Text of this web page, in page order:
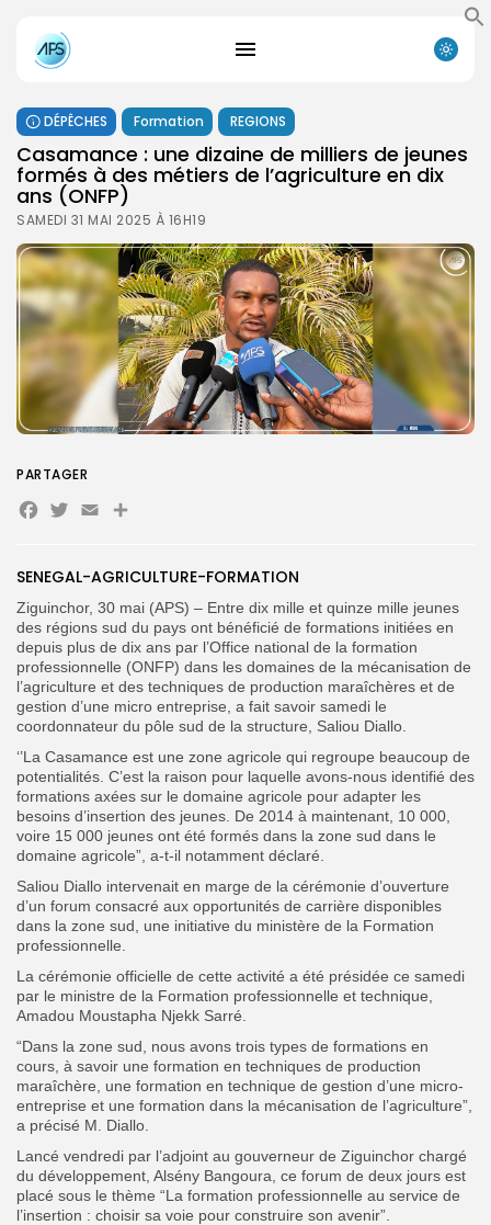
for:
FR
DÉPÊCHES Formation REGIONS
Casamance : une dizaine de milliers de jeunes
formés à des métiers de l’agriculture en dix
ans (ONFP)
SAMEDI 31 MAI 2025 À 16H19
SENEGAL-AGRICULTURE-FORMATION
Ziguinchor, 30 mai (APS) – Entre dix mille et quinze mille jeunes
des régions sud du pays ont bénéficié de formations initiées en
depuis plus de dix ans par l’Office national de la formation
professionnelle (ONFP) dans les domaines de la mécanisation de
l’agriculture et des techniques de production maraîchères et de
gestion d’une micro entreprise, a fait savoir samedi le
coordonnateur du pôle sud de la structure, Saliou Diallo.
‘’La Casamance est une zone agricole qui regroupe beaucoup de
potentialités. C’est la raison pour laquelle avons-nous identifié des
formations axées sur le domaine agricole pour adapter les
besoins d’insertion des jeunes. De 2014 à maintenant, 10 000,
voire 15 000 jeunes ont été formés dans la zone sud dans le
domaine agricole”, a-t-il notamment déclaré.
Saliou Diallo intervenait en marge de la cérémonie d’ouverture
d’un forum consacré aux opportunités de carrière disponibles
dans la zone sud, une initiative du ministère de la Formation
professionnelle.
La cérémonie officielle de cette activité a été présidée ce samedi
par le ministre de la Formation professionnelle et technique,
Amadou Moustapha Njekk Sarré.
“Dans la zone sud, nous avons trois types de formations en
cours, à savoir une formation en techniques de production
maraîchère, une formation en technique de gestion d’une micro-
entreprise et une formation dans la mécanisation de l’agriculture”,
a précisé M. Diallo.
Lancé vendredi par l’adjoint au gouverneur de Ziguinchor chargé
du développement, Alsény Bangoura, ce forum de deux jours est
placé sous le thème “La formation professionnelle au service de
l’insertion : choisir sa voie pour construire son avenir”.
PARTAGER
Facebook
Twitter
EmailPartager